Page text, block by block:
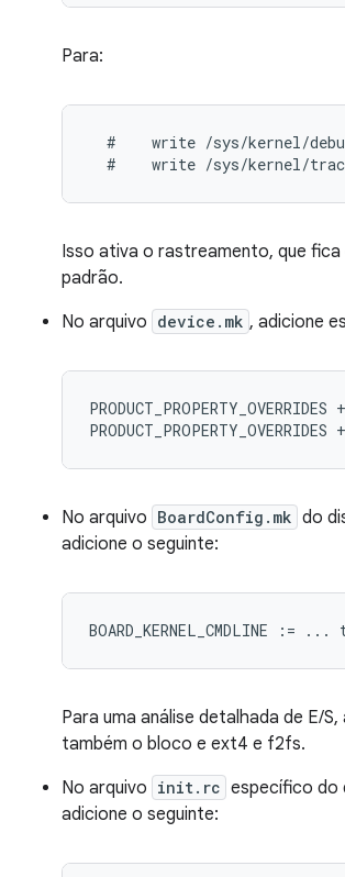
Para:
#    write /sys/kernel/
#    write /sys/kernel/
Isso ativa o rastreamento, que
padrão.
No arquivo device.mk , adicione
No arquivo BoardConfig.mk do
adicione o seguinte:
BOARD_KERNEL_CMDLINE := ...
Para uma análise detalhada de E/S,
também o bloco e ext4 e f2fs.
No arquivo init.rc específico do
adicione o seguinte: